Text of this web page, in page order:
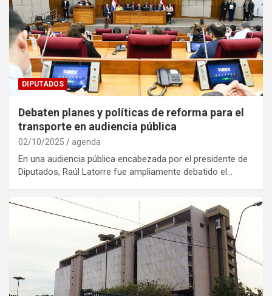
DIPUTADOS
Debaten planes y políticas de reforma para el
transporte en audiencia pública
02/10/2025 agenda
En una audiencia pública encabezada por el presidente de
Diputados, Raúl Latorre fue ampliamente debatido el…